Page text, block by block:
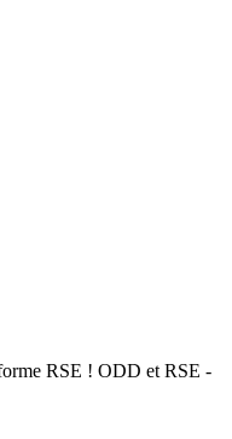
RSE ! ODD et RSE -